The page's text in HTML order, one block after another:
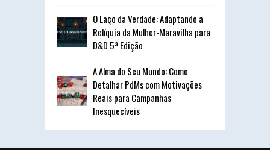
O Laço da Verdade: Adaptando a
Relíquia da Mulher-Maravilha para
D&D 5ª Edição
A Alma do Seu Mundo: Como
Detalhar PdMs com Motivações
Reais para Campanhas
Inesquecíveis